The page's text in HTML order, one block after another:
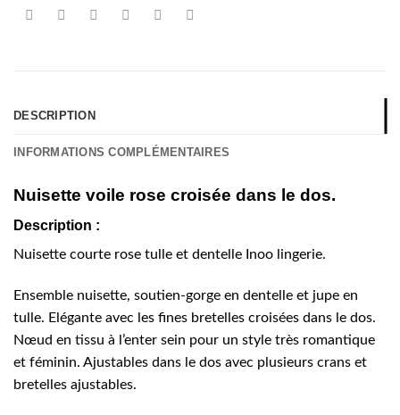
DESCRIPTION
INFORMATIONS COMPLÉMENTAIRES
Nuisette voile rose croisée dans le dos.
Description :
Nuisette courte rose tulle et dentelle Inoo lingerie.
Ensemble nuisette, soutien-gorge en dentelle et jupe en
tulle. Elégante avec les fines bretelles croisées dans le dos.
Nœud en tissu à l’enter sein pour un style très romantique
et féminin. Ajustables dans le dos avec plusieurs crans et
bretelles ajustables.